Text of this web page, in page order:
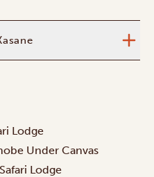
Lodge
Under Canvas
Lodge